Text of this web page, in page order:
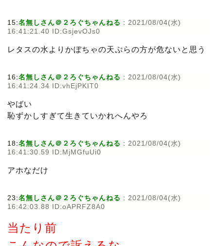
15:名無しさん＠２ろぐちゃんねる : 2021/08/04(水)
16:41:21.40 ID:GsjevOJs0
レタスの水よりかぼちゃの天ぷらの方が危ないと思う
16:名無しさん＠２ろぐちゃんねる : 2021/08/04(水)
16:41:24.34 ID:vhEjPKIT0
やばい
恥ずかしすぎて生きていかれへんやろ
18:名無しさん＠２ろぐちゃんねる : 2021/08/04(水)
16:41:30.59 ID:MjMGfuUi0
アホなだけ
23:名無しさん＠２ろぐちゃんねる : 2021/08/04(水)
16:42:03.88 ID:oAPRFZ8A0
当たり前